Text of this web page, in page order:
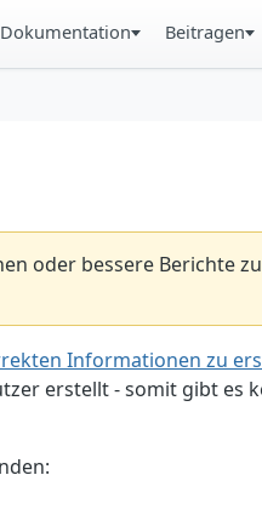
Dokumentation Beitragen
oder bessere Berichte
Informationen zu
erstellt - somit gibt es